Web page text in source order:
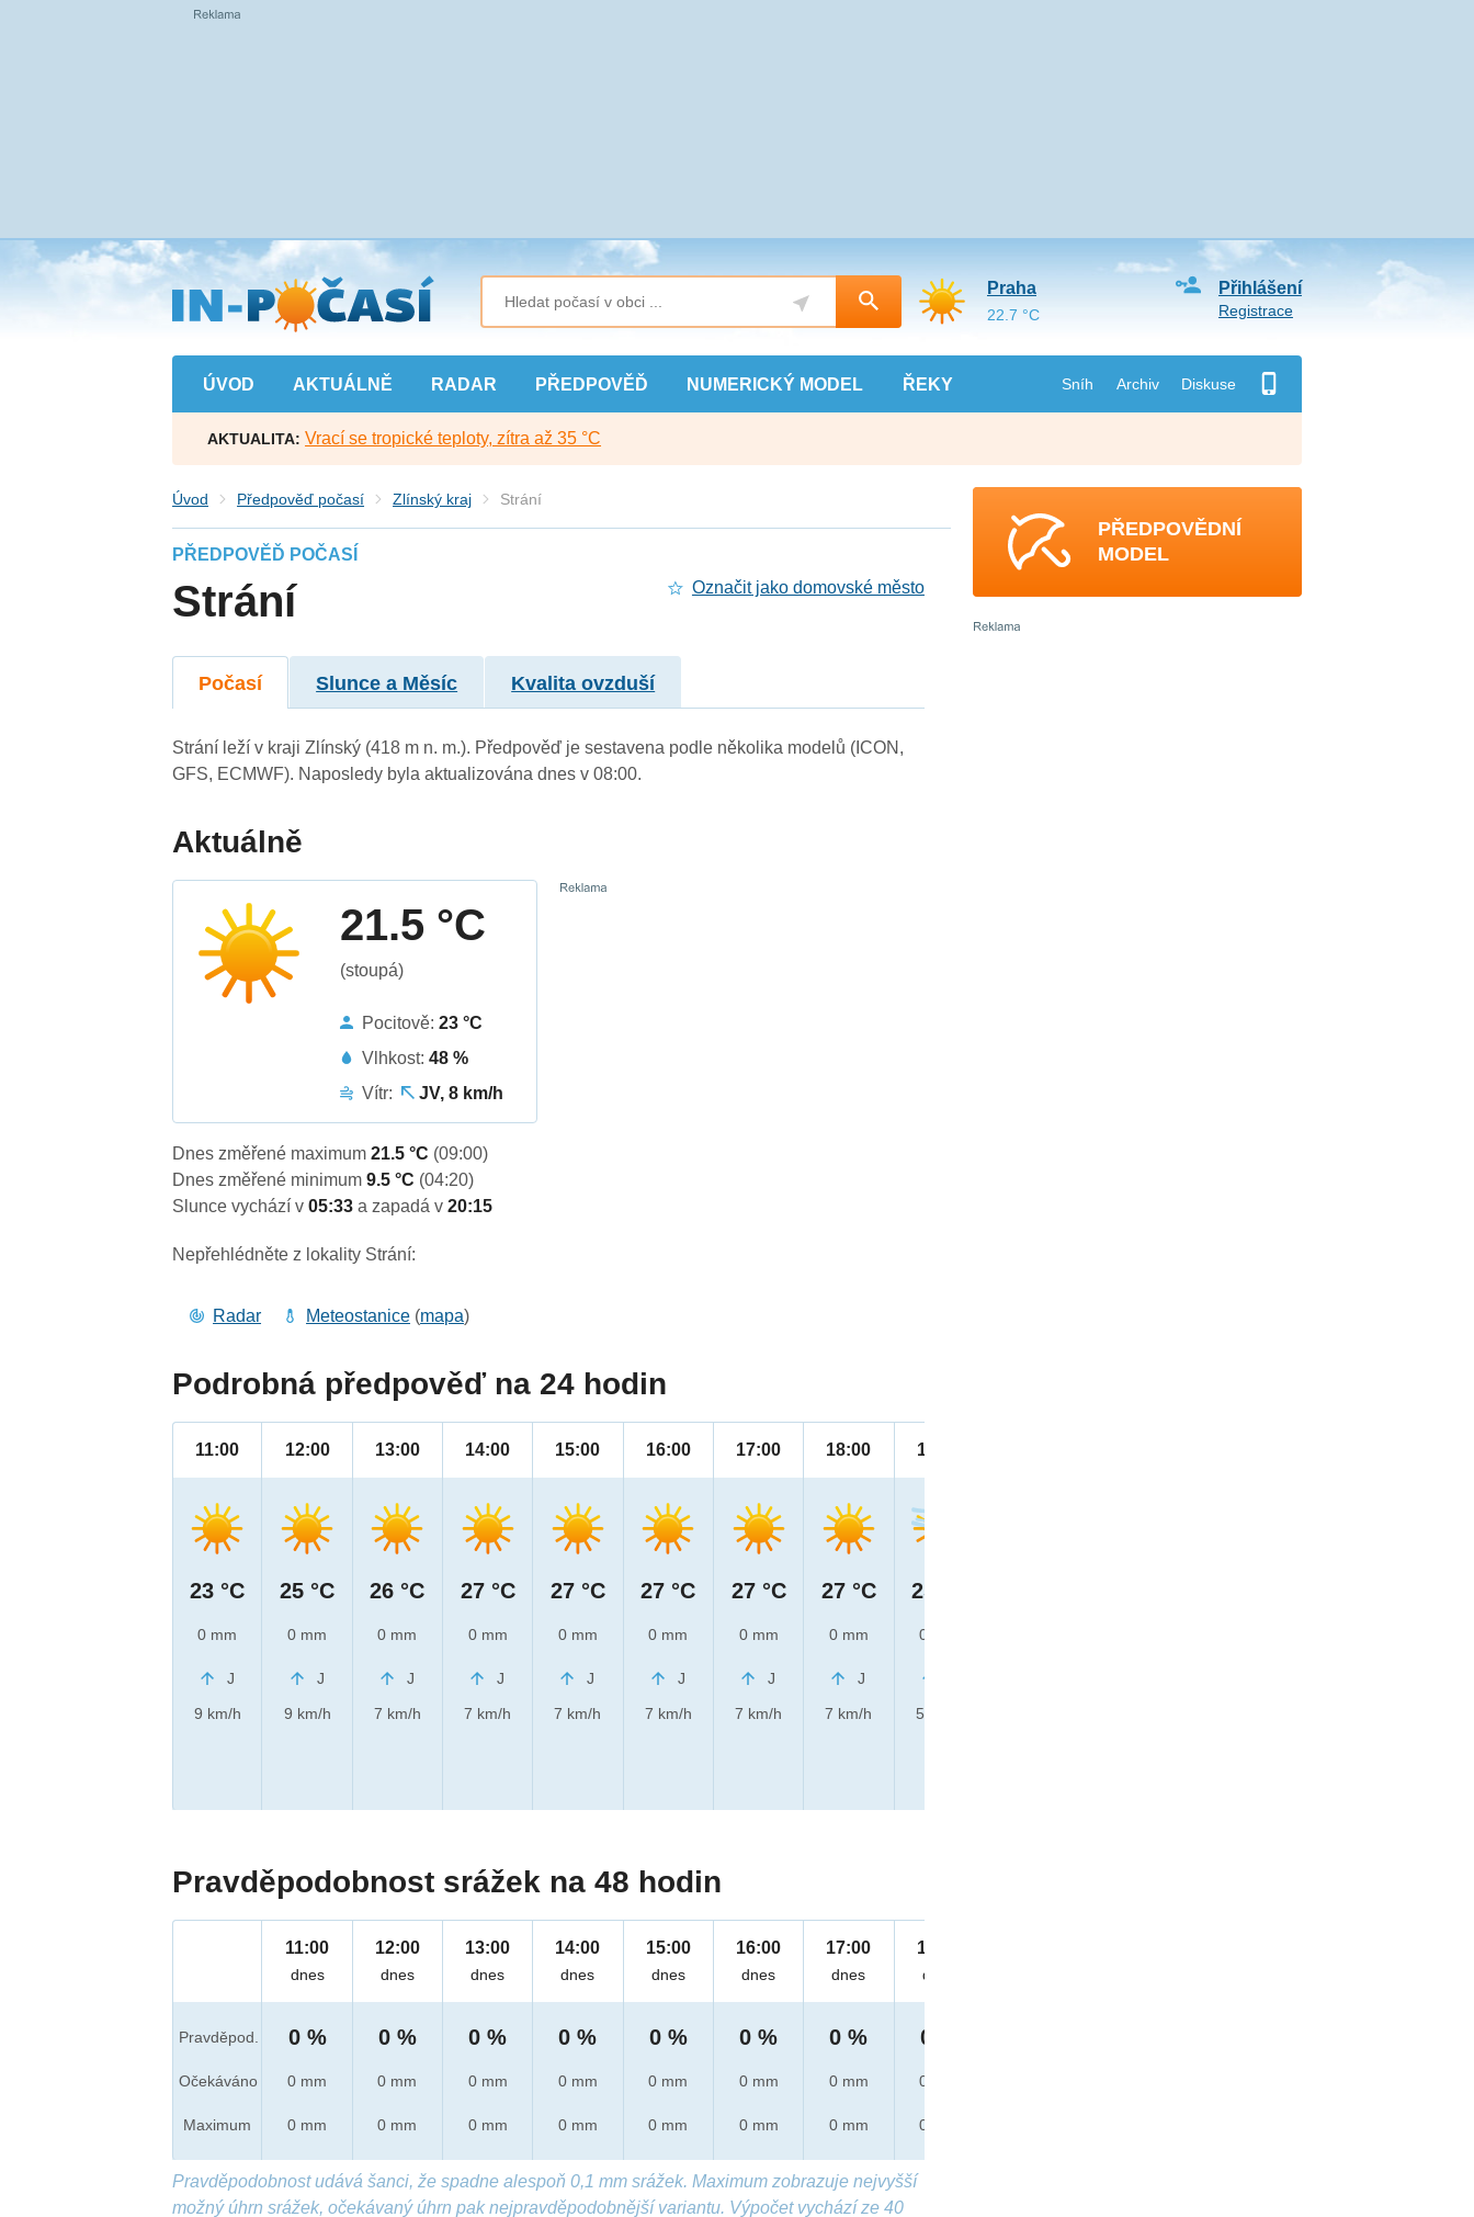
Přejít
na
hlavní
obsah
ÚVOD AKTUÁLNĚ RADAR PŘEDPOVĚĎ NUMERICKÝ MODEL ŘEKY Sníh Archiv Diskuse
Přihlášení
Registrace
Praha
22.7 °C
AKTUALITA: Vrací se tropické teploty, zítra až 35 °C
Úvod Předpověď počasí Zlínský kraj Strání
PŘEDPOVĚĎ POČASÍ
Strání Označit jako domovské město
Počasí Slunce a Měsíc Kvalita ovzduší
Strání leží v kraji Zlínský (418 m n. m.). Předpověď je sestavena podle několika modelů (ICON,
GFS, ECMWF). Naposledy byla aktualizována dnes v 08:00.
Aktuálně
21.5 °C
(stoupá)
Pocitově:23 °C
Vlhkost:48 %
Vítr:
JV, 8 km/h
Dnes změřené maximum21.5 °C (09:00)
Dnes změřené minimum9.5 °C (04:20)
Slunce vychází v05:33a zapadá v20:15
Nepřehlédněte z lokality Strání:
Radar Meteostanice (mapa)
Podrobná předpověď na 24 hodin
11:00
23 °C
0 mm
J
9 km/h
12:00
25 °C
0 mm
J
9 km/h
13:00
26 °C
0 mm
J
7 km/h
14:00
27 °C
0 mm
J
7 km/h
15:00
27 °C
0 mm
J
7 km/h
16:00
27 °C
0 mm
J
7 km/h
17:00
27 °C
0 mm
J
7 km/h
18:00
27 °C
0 mm
J
7 km/h
19:00
25 °C
0 mm
5 km/h
Pravděpodobnost srážek na 48 hodin
Pravděpod.
Očekáváno
Maximum
11:00
dnes
0 %
0 mm
0 mm
12:00
dnes
0 %
0 mm
0 mm
13:00
dnes
0 %
0 mm
0 mm
14:00
dnes
0 %
0 mm
0 mm
15:00
dnes
0 %
0 mm
0 mm
16:00
dnes
0 %
0 mm
0 mm
17:00
dnes
0 %
0 mm
0 mm
18:00
dnes
0 %
0 mm
0 mm
Pravděpodobnost udává šanci, že spadne alespoň 0,1 mm srážek. Maximum zobrazuje nejvyšší
možný úhrn srážek, očekávaný úhrn pak nejpravděpodobnější variantu. Výpočet vychází ze 40
PŘEDPOVĚDNÍ
MODEL